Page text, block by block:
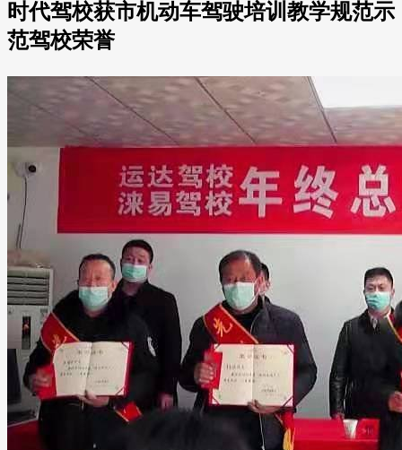
时代驾校获市机动车驾驶培训教学规范示
范驾校荣誉